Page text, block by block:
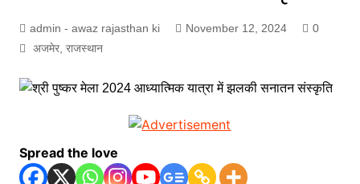
admin - awaz rajasthan ki November 12, 2024
0
अजमेर, राजस्थान
Spread the love